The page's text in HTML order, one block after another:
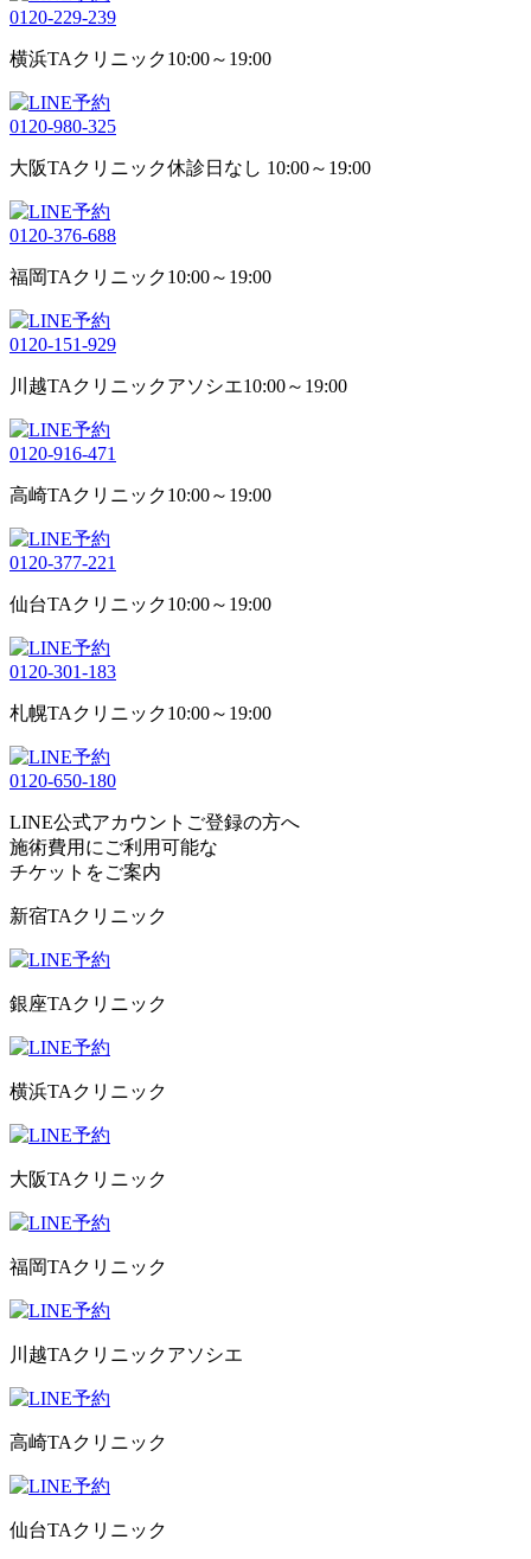
0120-229-239
横浜TAクリニック10:00～19:00
0120-980-325
大阪TAクリニック休診日なし 10:00～19:00
0120-376-688
福岡TAクリニック10:00～19:00
0120-151-929
川越TAクリニックアソシエ10:00～19:00
0120-916-471
高崎TAクリニック10:00～19:00
0120-377-221
仙台TAクリニック10:00～19:00
0120-301-183
札幌TAクリニック10:00～19:00
0120-650-180
LINE公式アカウントご登録の方へ
施術費用にご利用可能な
チケット をご案内
新宿TAクリニック
銀座TAクリニック
横浜TAクリニック
大阪TAクリニック
福岡TAクリニック
川越TAクリニックアソシエ
高崎TAクリニック
仙台TAクリニック